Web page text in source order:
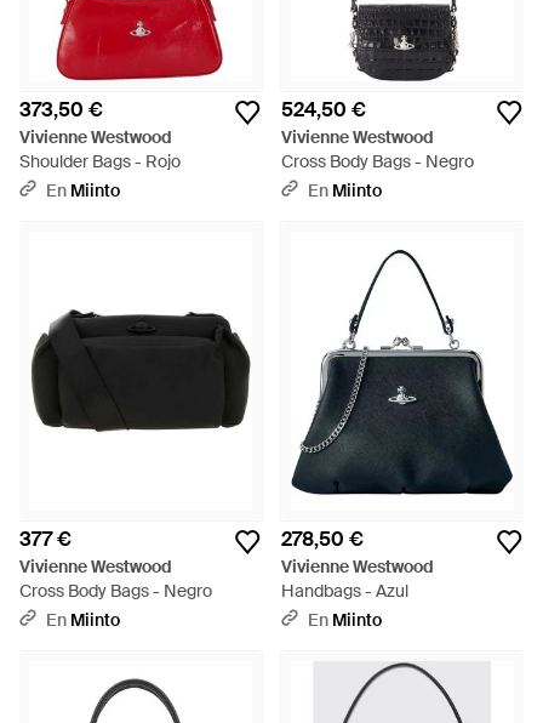
373,50 €
Vivienne Westwood
Shoulder Bags - Rojo
En Miinto
524,50 €
Vivienne Westwood
Cross Body Bags - Negro
En Miinto
377 €
Vivienne Westwood
Cross Body Bags - Negro
En Miinto
278,50 €
Vivienne Westwood
Handbags - Azul
En Miinto